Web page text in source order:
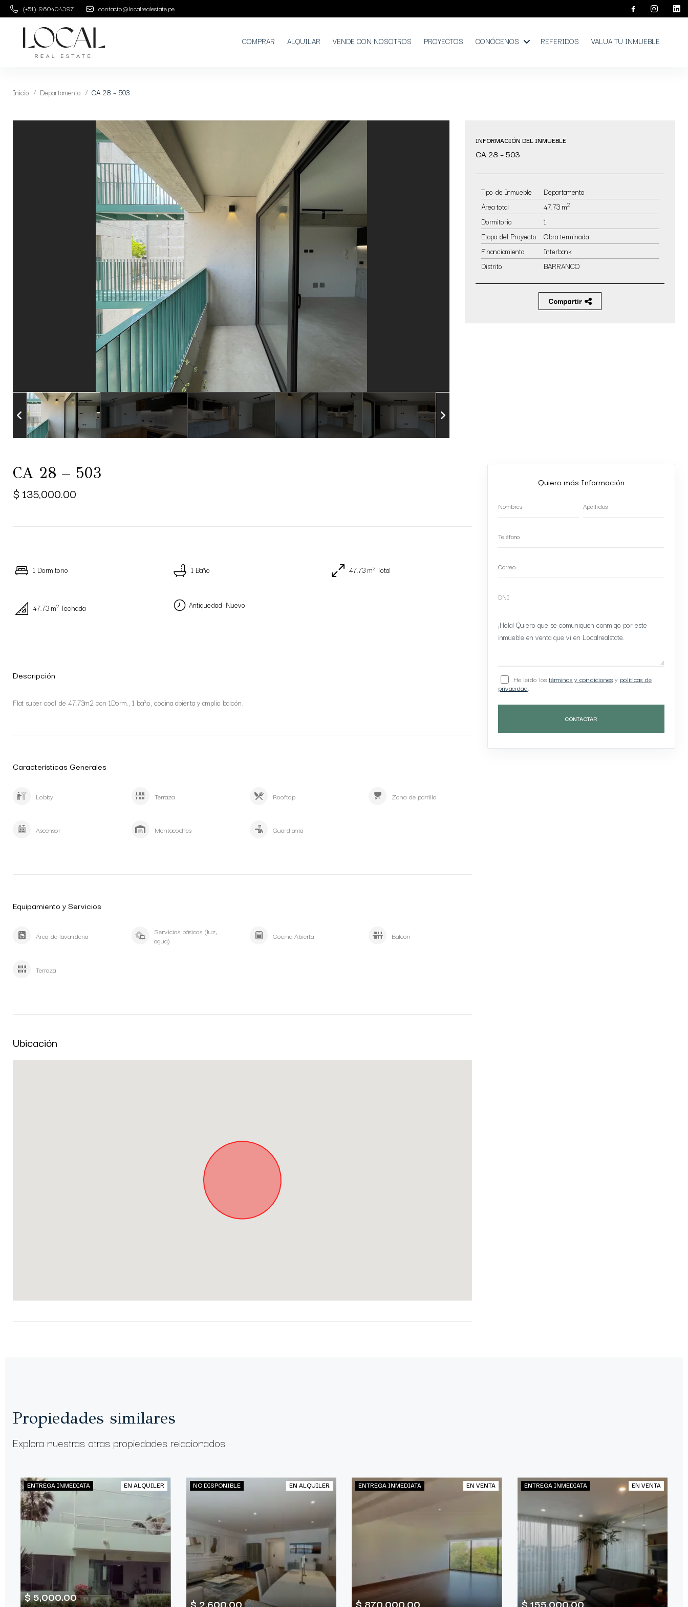
(+51) 960404397 contacto@localrealestate.pe
COMPRAR ALQUILAR VENDE CON NOSOTROS PROYECTOS CONÓCENOS REFERIDOS VALUA TU INMUEBLE
Inicio Departamento CA 28 – 503
INFORMACIÓN DEL INMUEBLE
CA 28 – 503
Tipo de Inmueble
Departamento
Área total
47.73 m2
Dormitorio
1
Etapa del Proyecto
Obra terminada
Financiamiento
Interbank
Distrito
BARRANCO
Compartir
CA 28 – 503
$ 135,000.00
1 Dormitorio 1 Baño 47.73 m2Total
47.73 m2 Techada Antiguedad: Nuevo
Descripción
Flat super cool de 47.73m2 con 1Dorm., 1 baño, cocina abierta y amplio balcón.
Características Generales
Lobby Terraza Rooftop Zona de parrilla
Ascensor Montacoches Guardianía
Equipamiento y Servicios
Área de lavanderia
Servicios básicos (luz,
agua)
Cocina Abierta Balcón
Terraza
Ubicación
Quiero más Información
He leído los términos y condicionesy políticas de
privacidad.
CONTACTAR
Propiedades similares
Explora nuestras otras propiedades relacionados:
ENTREGA INMEDIATA EN ALQUILER
$ 5,000.00
NO DISPONIBLE EN ALQUILER ENTREGA INMEDIATA EN VENTA ENTREGA INMEDIATA EN VENTA